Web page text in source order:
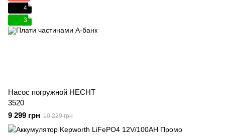
4
3
Насос погружной HECHT
3520
9 299 грн 10 229 грн